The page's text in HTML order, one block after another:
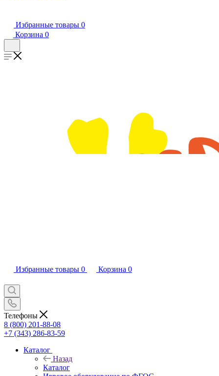
Избранные товары 0
Корзина 0
Избранные товары 0 Корзина 0
Телефоны
8 (800) 201-88-08
+7 (343) 286-83-59
Каталог
Назад
Каталог